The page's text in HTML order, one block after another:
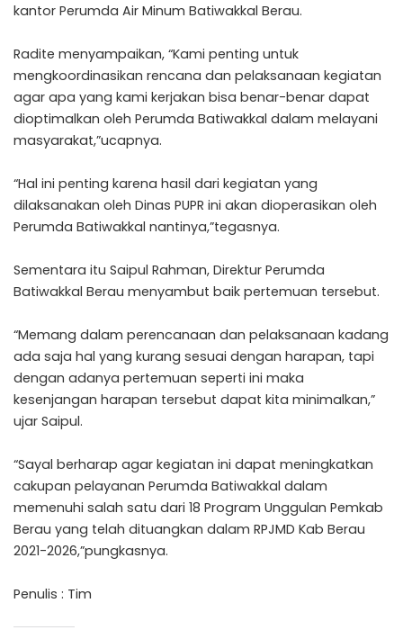
kantor Perumda Air Minum Batiwakkal Berau.
Radite menyampaikan, “Kami penting untuk
mengkoordinasikan rencana dan pelaksanaan kegiatan
agar apa yang kami kerjakan bisa benar-benar dapat
dioptimalkan oleh Perumda Batiwakkal dalam melayani
masyarakat,”ucapnya.
“Hal ini penting karena hasil dari kegiatan yang
dilaksanakan oleh Dinas PUPR ini akan dioperasikan oleh
Perumda Batiwakkal nantinya,”tegasnya.
Sementara itu Saipul Rahman, Direktur Perumda
Batiwakkal Berau menyambut baik pertemuan tersebut.
“Memang dalam perencanaan dan pelaksanaan kadang
ada saja hal yang kurang sesuai dengan harapan, tapi
dengan adanya pertemuan seperti ini maka
kesenjangan harapan tersebut dapat kita minimalkan,”
ujar Saipul.
“Sayal berharap agar kegiatan ini dapat meningkatkan
cakupan pelayanan Perumda Batiwakkal dalam
memenuhi salah satu dari 18 Program Unggulan Pemkab
Berau yang telah dituangkan dalam RPJMD Kab Berau
2021-2026,”pungkasnya.
Penulis : Tim